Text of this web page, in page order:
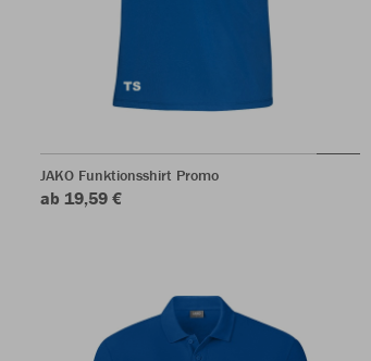
JAKO Funktionsshirt Promo
ab 19,59 €